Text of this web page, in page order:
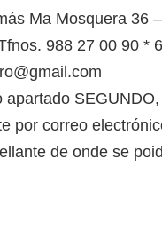
Ma Mosquera 36
988 27 00 90 *
por correo
de onde se